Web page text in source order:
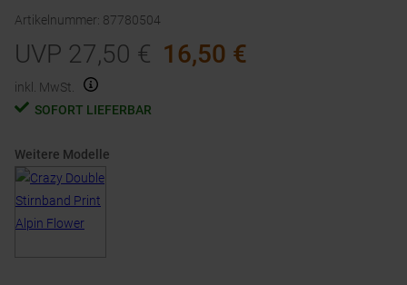
Artikelnummer: 87780504
UVP 27,50 € 16,50 €
inkl. MwSt.
SOFORT LIEFERBAR
Weitere Modelle